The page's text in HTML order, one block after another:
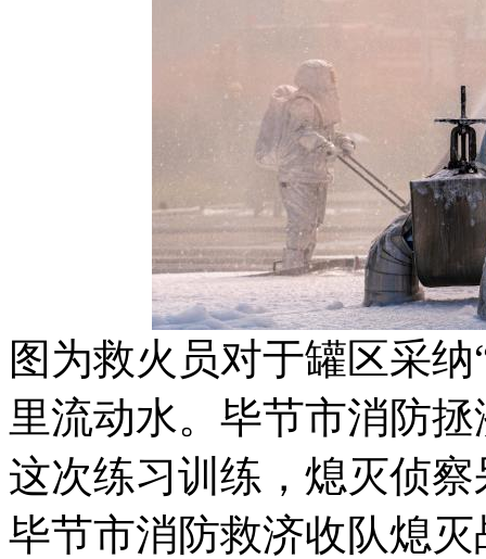
图为救火员对于罐区采
里流动水。毕节市消
这次练习训练，熄灭侦
毕节市消防救济收队熄